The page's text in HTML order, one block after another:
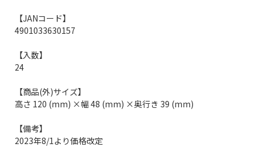
【JANコード】
4901033630157
【入数】
24
【商品(外)サイズ】
高さ 120 (mm) ×幅 48 (mm) ×奥行き 39 (mm)
【備考】
2023年8/1より価格改定